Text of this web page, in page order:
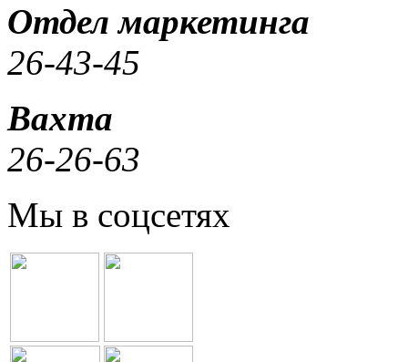
Отдел маркетинга
26-43-45
Вахта
26-26-63
Мы в соцсетях